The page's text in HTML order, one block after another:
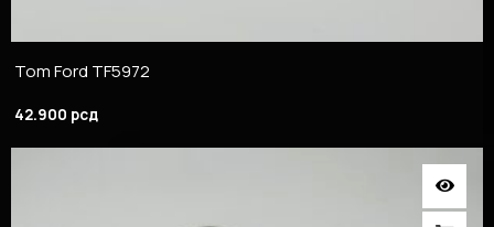
Tom Ford TF5972
42.900 рсд